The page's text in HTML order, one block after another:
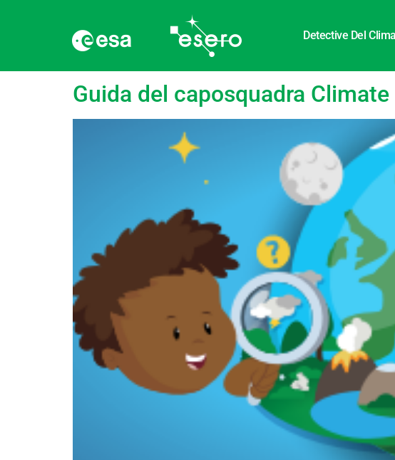
Detective Del Clima
Categoria:Guide
Guida del caposquadra